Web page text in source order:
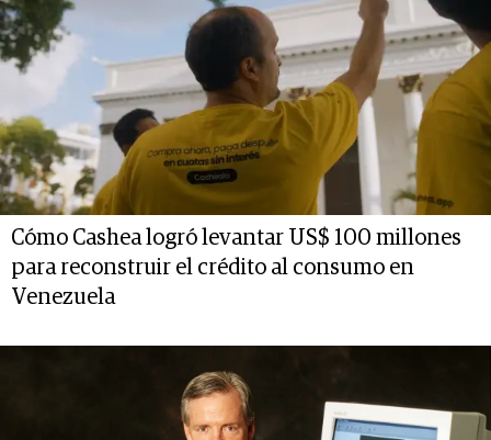
Cómo Cashea logró levantar US$ 100 millones
para reconstruir el crédito al consumo en
Venezuela